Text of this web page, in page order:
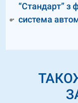
“Стандарт” з
система